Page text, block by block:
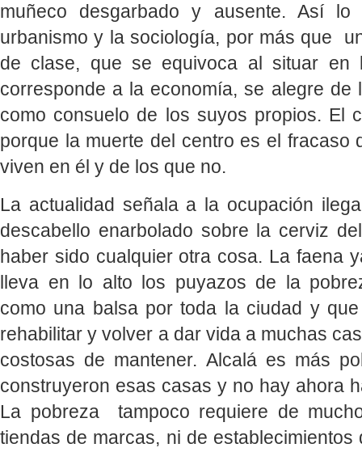
muñeco desgarbado y ausente. Así
urbanismo y la sociología, por más que
de clase, que se equivoca al situar en
corresponde a la economía, se alegre de
como consuelo de los suyos propios. El
porque la muerte del centro es el fracaso
viven en él y de los que no.
La actualidad señala a la ocupación
descabello enarbolado sobre la cerviz
haber sido cualquier otra cosa. La faena
lleva en lo alto los puyazos de la
como una balsa por toda la ciudad y
rehabilitar y volver a dar vida a muchas
costosas de mantener. Alcalá es más
construyeron esas casas y no hay ahora
La pobreza tampoco requiere de
tiendas de marcas, ni de establecimientos